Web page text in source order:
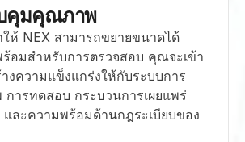
คุมคุณภาพ
ห้ NEX สามารถขยายขนาดได้
อมสำหรับการตรวจสอบ คุณจะเข้า
งความแข็งแกร่งให้กับระบบการ
ารทดสอบ กระบวนการเผยแพร่
และความพร้อมด้านกฎระเบียบของ